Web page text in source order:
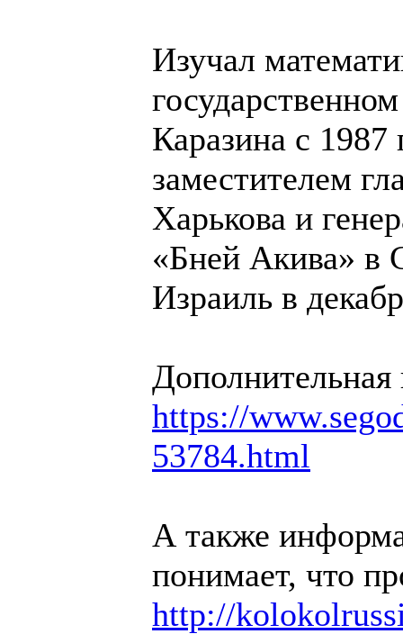
Изучал
Каразина с 1987
заместителем
Харькова и
«Бней Акива» в
Израиль в
https://
53784.html
А также
понимает, что
http://